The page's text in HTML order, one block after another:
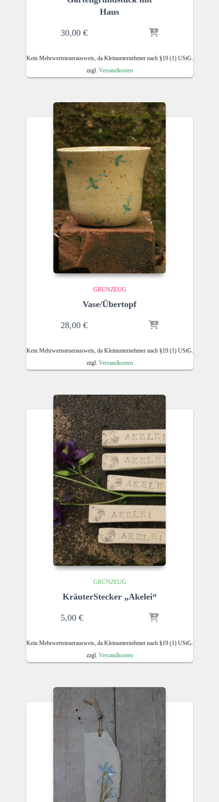
Haus
30,00 €
Kein Mehrwertsteuerausweis, da Kleinunternehmer nach §19 (1) UStG.
zzgl. Versandkosten
GRÜNZEUG
Vase/Übertopf
28,00 €
Kein Mehrwertsteuerausweis, da Kleinunternehmer nach §19 (1) UStG.
zzgl. Versandkosten
GRÜNZEUG
KräuterStecker „Akelei“
5,00 €
Kein Mehrwertsteuerausweis, da Kleinunternehmer nach §19 (1) UStG.
zzgl. Versandkosten